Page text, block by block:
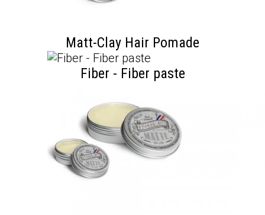
Matt-Clay Hair Pomade
Fiber - Fiber paste